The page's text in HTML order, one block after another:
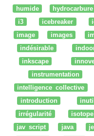
humide
hydrocarbure
i3
icebreaker
image
images
indésirable
inkscape
instrumentation
intelligence collective
introduction
irrégularité
isotope
jav script
java